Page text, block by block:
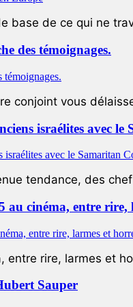
base de ce qui ne
des témoignages.
conjoint vous
israélites avec
tendance, des
au cinéma, entre
entre rire, larmes et
Sauper